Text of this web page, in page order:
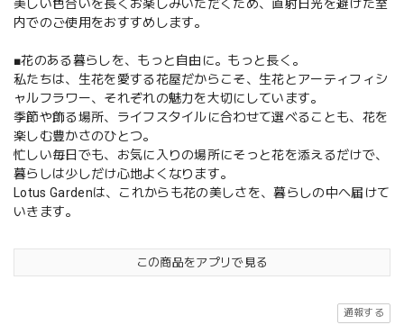
美しい色合いを長くお楽しみいただくため、直射日光を避けた室
内でのご使用をおすすめします。
■花のある暮らしを、もっと自由に。もっと長く。
私たちは、生花を愛する花屋だからこそ、生花とアーティフィシ
ャルフラワー、それぞれの魅力を大切にしています。
季節や飾る場所、ライフスタイルに合わせて選べることも、花を
楽しむ豊かさのひとつ。
忙しい毎日でも、お気に入りの場所にそっと花を添えるだけで、
暮らしは少しだけ心地よくなります。
Lotus Gardenは、これからも花の美しさを、暮らしの中へ届けて
いきます。
この商品をアプリで見る
通報する